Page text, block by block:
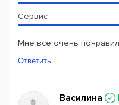
Сервис
Мне все очень
Ответить
Василина